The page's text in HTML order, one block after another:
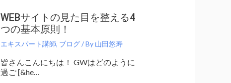
WEBサイトの見た目を整える4
つの基本原則！
エキスパート講師, ブログ/ By 山田悠寿
皆さんこんにちは！ GWはどのように
過ご [&he…